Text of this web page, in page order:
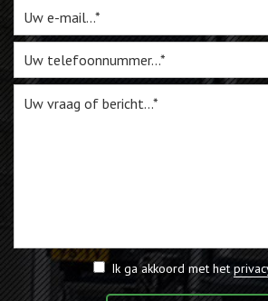
Contact
Ik ga akkoord met het